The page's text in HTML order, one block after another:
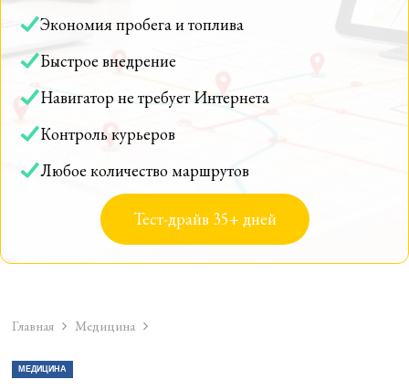
Экономия пробега и топлива
Быстрое внедрение
Навигатор не требует Интернета
Контроль курьеров
Любое количество маршрутов
Тест-драйв 35+ дней
Главная Медицина
МЕДИЦИНА